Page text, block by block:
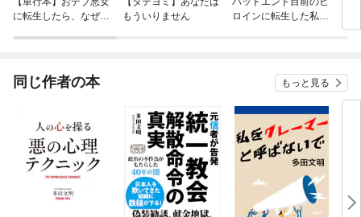
に転生したら、なぜか
もういりません
ロインに転生した私、
同じ作者の本 もっと見る